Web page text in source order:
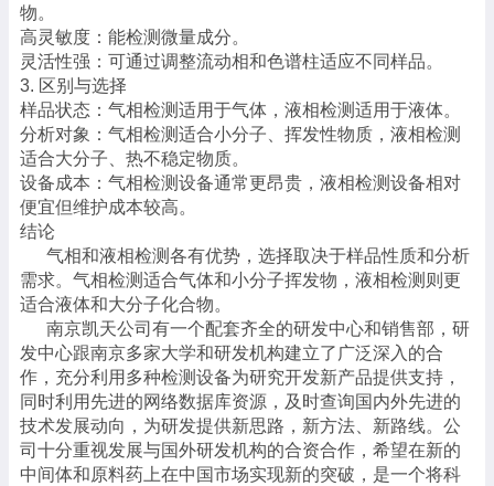
物。
高灵敏度：能检测微量成分。
灵活性强：可通过调整流动相和色谱柱适应不同样品。
3. 区别与选择
样品状态：气相检测适用于气体，液相检测适用于液体。
分析对象：气相检测适合小分子、挥发性物质，液相检测
适合大分子、热不稳定物质。
设备成本：气相检测设备通常更昂贵，液相检测设备相对
便宜但维护成本较高。
结论
气相和液相检测各有优势，选择取决于样品性质和分析
需求。气相检测适合气体和小分子挥发物，液相检测则更
适合液体和大分子化合物。
南京凯天公司有一个配套齐全的研发中心和销售部，研
发中心跟南京多家大学和研发机构建立了广泛深入的合
作，充分利用多种检测设备为研究开发新产品提供支持，
同时利用先进的网络数据库资源，及时查询国内外先进的
技术发展动向，为研发提供新思路，新方法、新路线。公
司十分重视发展与国外研发机构的合资合作，希望在新的
中间体和原料药上在中国市场实现新的突破，是一个将科